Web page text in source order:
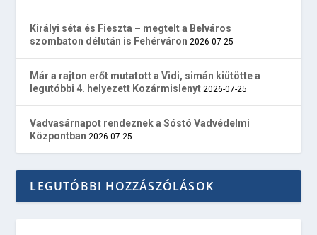
Királyi séta és Fieszta – megtelt a Belváros
szombaton délután is Fehérváron 2026-07-25
Már a rajton erőt mutatott a Vidi, simán kiütötte a
legutóbbi 4. helyezett Kozármislenyt 2026-07-25
Vadvasárnapot rendeznek a Sóstó Vadvédelmi
Központban 2026-07-25
LEGUTÓBBI HOZZÁSZÓLÁSOK